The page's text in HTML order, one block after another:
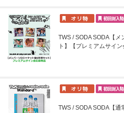
TWS / SODA SODA【
ト】【プレミアムサイ
TWS / SODA SODA【